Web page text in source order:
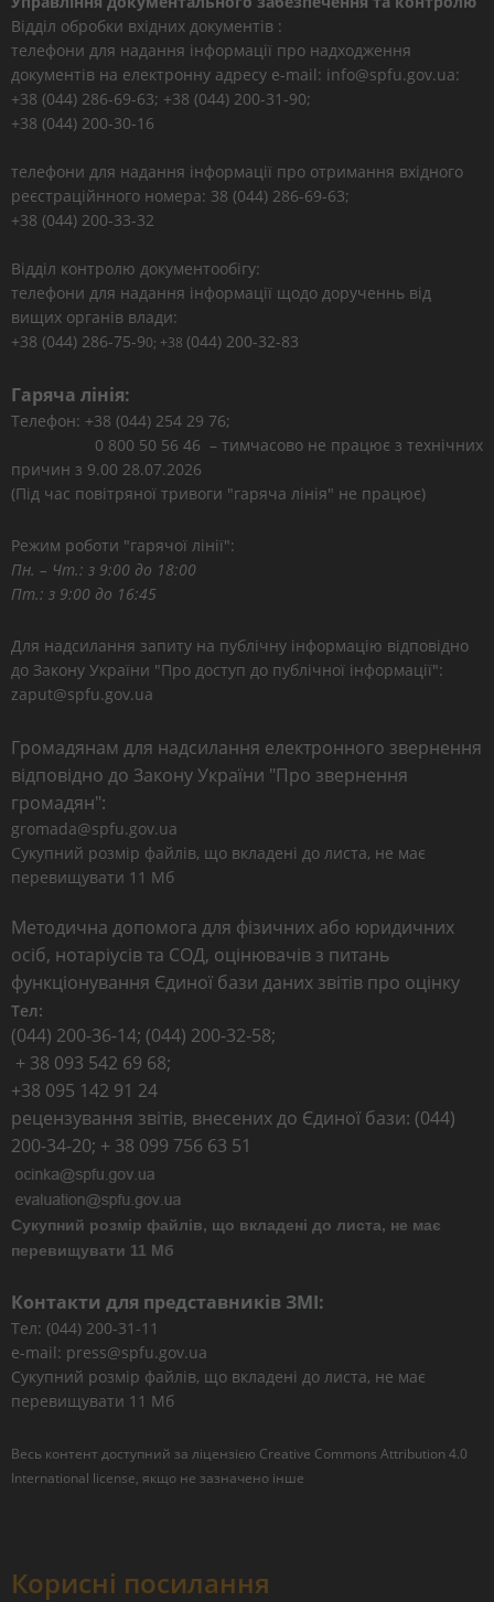
Відділ обробки вхідних документів :
телефони для надання інформації про надходження
документів на електронну адресу e-mail: info@spfu.gov.ua:
+38 (044) 286-69-63; +38 (044) 200-31-90;
+38 (044) 200-30-16
телефони для надання інформації про отримання вхідного
реєстраційнного номера: 38 (044) 286-69-63;
+38 (044) 200-33-32
Відділ контролю документообігу:
телефони для надання інформації щодо дорученнь від
вищих органів влади:
+38 (044) 286-75-90; +38 (044) 200-32-83
Гаряча лінія:
Телефон: +38 (044) 254 29 76;
0 800 50 56 46 – тимчасово не працює з технічних
причин з 9.00 28.07.2026
(Під час повітряної тривоги "гаряча лінія" не працює)
Режим роботи "гарячої лінії":
Пн. – Чт.: з 9:00 до 18:00
Пт.: з 9:00 до 16:45
Для надсилання запиту на публічну інформацію відповідно
до Закону України "Про доступ до публічної інформації":
zaput@spfu.gov.ua
Громадянам для надсилання електронного звернення
відповідно до Закону України "Про звернення
громадян":
gromada@spfu.gov.ua
Сукупний розмір файлів, що вкладені до листа, не має
перевищувати 11 Мб
Методична допомога для фізичних або юридичних
осіб, нотаріусів та СОД, оцінювачів з питань
функціонування Єдиної бази даних звітів про оцінку
Тел:
(044) 200-36-14; (044) 200-32-58;
+ 38 093 542 69 68;
+38 095 142 91 24
рецензування звітів, внесених до Єдиної бази: (044)
200-34-20; + 38 099 756 63 51
Сукупний розмір файлів, що вкладені до листа, не має
перевищувати 11 Мб
Контакти для представників ЗМІ:
Тел: (044) 200-31-11
e-mail: press@spfu.gov.ua
Сукупний розмір файлів, що вкладені до листа, не має
перевищувати 11 Мб
Весь контент доступний за ліцензією Creative Commons Attribution 4.0
International license, якщо не зазначено інше
Корисні посилання